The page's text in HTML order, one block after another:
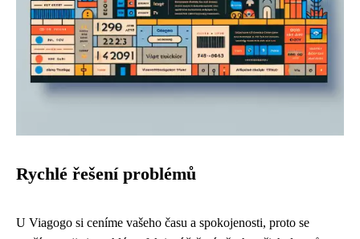
Rychlé řešení problémů
U Viagogo si ceníme vašeho času a spokojenosti, proto se